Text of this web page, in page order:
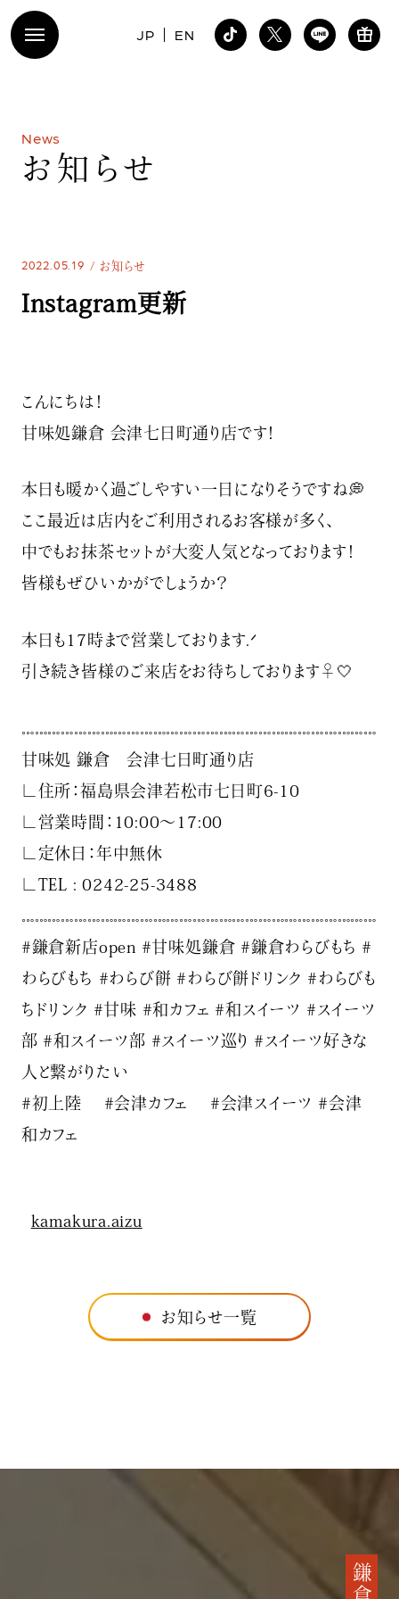
JP EN
News
お 知 ら せ
2022.05.19 お知らせ
Instagram更新
こんにちは！
甘味処鎌倉 会津七日町通り店です！
本日も暖かく過ごしやすい一日になりそうですね💭️
ここ最近は店内をご利用されるお客様が多く、
中でもお抹茶セットが大変人気となっております！
皆様もぜひいかがでしょうか？
本日も17時まで営業しております.ᐟ‪‪
引き続き皆様のご来店をお待ちしております‍♀️🤍
甘味処 鎌倉 会津七日町通り店
∟住所：福島県会津若松市七日町6-10
∟営業時間：10:00〜17:00
∟定休日：年中無休
∟TEL : 0242-25-3488
#鎌倉新店open #甘味処鎌倉 #鎌倉わらびもち #
わらびもち #わらび餅 #わらび餅ドリンク #わらびも
ちドリンク #甘味 #和カフェ #和スイーツ #スイーツ
部 #和スイーツ部 #スイーツ巡り #スイーツ好きな
人と繋がりたい
#初上陸 #会津カフェ #会津スイーツ #会津
和カフェ
kamakura.aizu
お知らせ一覧